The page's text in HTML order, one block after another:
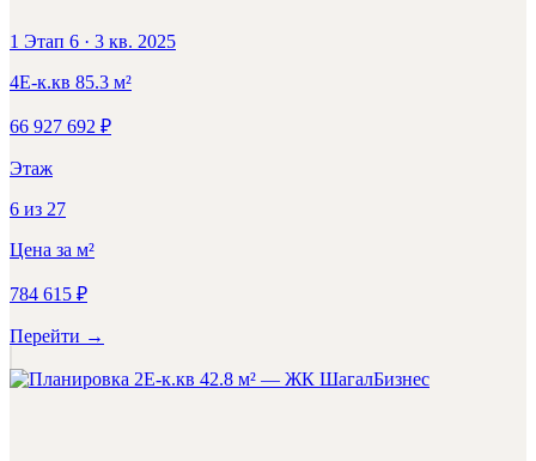
1 Этап 6 · 3 кв. 2025
4Е-к.кв 85.3 м²
66 927 692 ₽
Этаж
6 из 27
Цена за м²
784 615 ₽
Перейти →
Бизнес